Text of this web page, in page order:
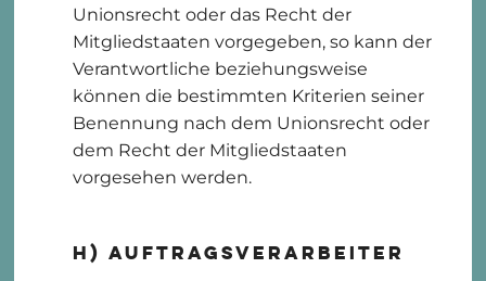
Unionsrecht oder das Recht der
Mitgliedstaaten vorgegeben, so kann der
Verantwortliche beziehungsweise
können die bestimmten Kriterien seiner
Benennung nach dem Unionsrecht oder
dem Recht der Mitgliedstaaten
vorgesehen werden.
h) Auftragsverarbeiter